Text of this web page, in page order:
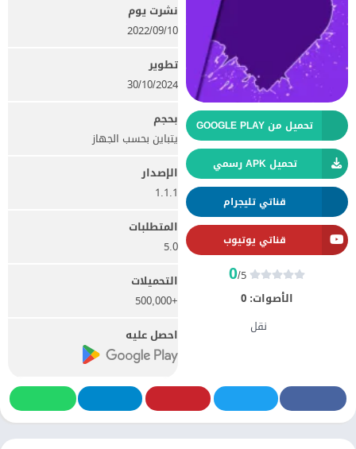
تحميل من GOOGLE PLAY
تحميل APK رسمي
قناتي تليجرام
قناتي يوتيوب
0/5
الأصوات: 0
نقل
نشرت يوم
10‏/09‏/2022
تطوير
30/10/2024
بحجم
يتباين بحسب الجهاز
الإصدار
1.1.1
المتطلبات
5.0
التحميلات
+500,000
احصل عليه